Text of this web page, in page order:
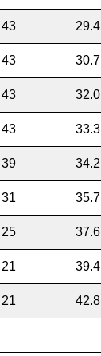
43 29.4
43 30.7
43 32.0
43 33.3
39 34.2
31 35.7
25 37.6
21 39.4
21 42.8